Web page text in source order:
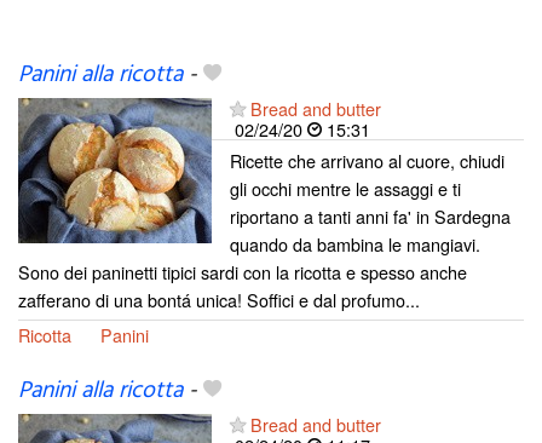
Panini alla ricotta-
Bread and butter
02/24/20
15:31
Ricette che arrivano al cuore, chiudi
gli occhi mentre le assaggi e ti
riportano a tanti anni fa' in Sardegna
quando da bambina le mangiavi.
Sono dei paninetti tipici sardi con la ricotta e spesso anche
zafferano di una bontá unica! Soffici e dal profumo...
Ricotta
Panini
Panini alla ricotta-
Bread and butter